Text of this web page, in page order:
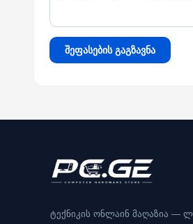
შეფასების გაგზავნა
ტექნიკის ონლაინ მაღაზია —